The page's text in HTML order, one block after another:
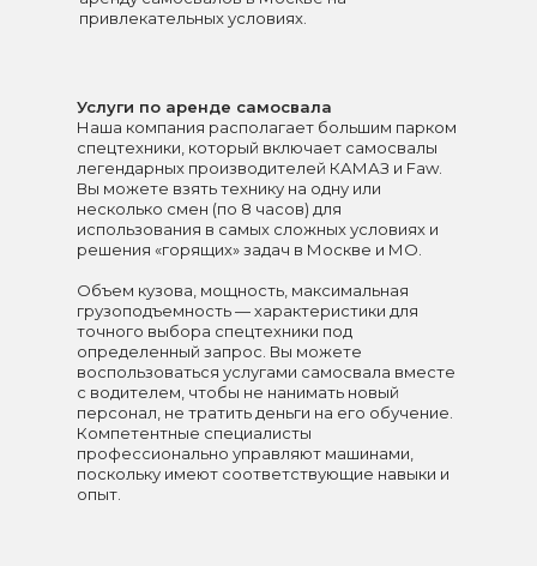
привлекательных условиях.
Услуги по аренде самосвала
Наша компания располагает большим парком
спецтехники, который включает самосвалы
легендарных производителей КАМАЗ и Faw.
Вы можете взять технику на одну или
несколько смен (по 8 часов) для
использования в самых сложных условиях и
решения «горящих» задач в Москве и МО.
Объем кузова, мощность, максимальная
грузоподъемность — характеристики для
точного выбора спецтехники под
определенный запрос. Вы можете
воспользоваться услугами самосвала вместе
с водителем, чтобы не нанимать новый
персонал, не тратить деньги на его обучение.
Компетентные специалисты
профессионально управляют машинами,
поскольку имеют соответствующие навыки и
опыт.